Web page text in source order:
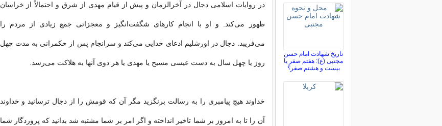
در روایات اسلامی دجال در آخرالزمان و پیش از قیام مهدی از شرق و احتمالاً از خراسان
ظهور می‌کند. و او با انجام کارهای شگفت‌انگیز و معجزاتی جمع زیادی از مردم را
می‌فریبد. دجال در اورشلیم ادعای خدایی می‌کند و سرانجام پس از حکمرانی به مدت چهل
روز یا چهل سال به دست عیسی مسیح یا مهدی یا هر دوی آنها به هلاکت می‌رسد.
خداوند هیچ پیامبری را به رسالت برنگزید مگر آن که قومش را از دجال ترسانید و خداوند
آن را تا به امروز بر شما تاخیر انداخته و اگر امر بر شما مشتبه شد بدانید که پروردگار شما
تاریخ شهادت امام حسن
مجتبی (ع): هفتم صفر یا
بیست و هشتم صفر؟